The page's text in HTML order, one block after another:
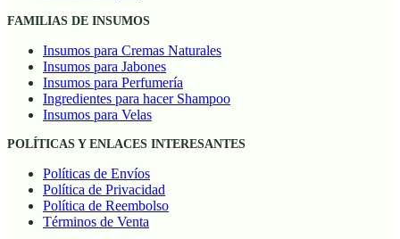
FAMILIAS DE INSUMOS
Insumos para Cremas Naturales
Insumos para Jabones
Insumos para Perfumería
Ingredientes para hacer Shampoo
Insumos para Velas
POLÍTICAS Y ENLACES INTERESANTES
Políticas de Envíos
Política de Privacidad
Política de Reembolso
Términos de Venta